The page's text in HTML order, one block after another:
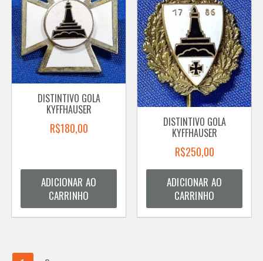
DISTINTIVO GOLA
KYFFHAUSER
R$180,00
ADICIONAR AO
CARRINHO
DISTINTIVO GOLA
KYFFHAUSER
R$250,00
ADICIONAR AO
CARRINHO